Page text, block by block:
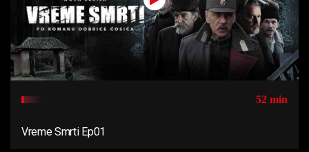
52 min
Vreme Smrti Ep01